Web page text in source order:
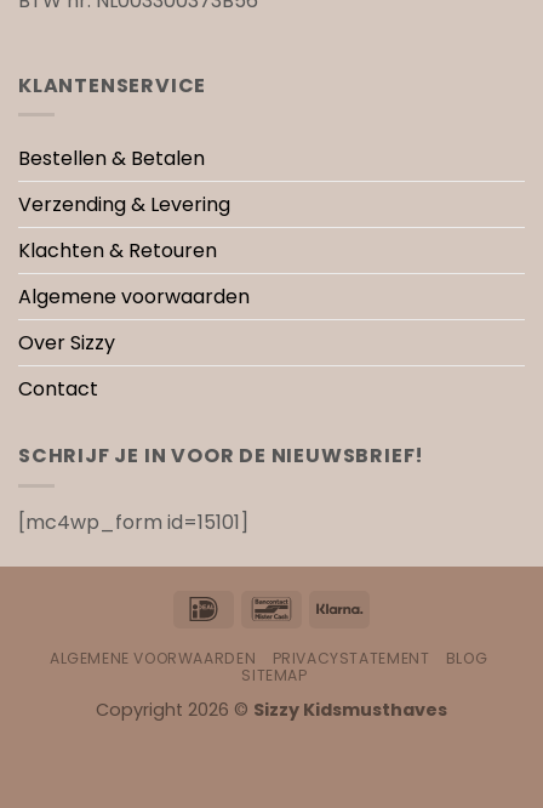
KLANTENSERVICE
Bestellen & Betalen
Verzending & Levering
Klachten & Retouren
Algemene voorwaarden
Over Sizzy
Contact
SCHRIJF JE IN VOOR DE NIEUWSBRIEF!
[mc4wp_form id=15101]
IDeal Bancontact
ALGEMENE VOORWAARDEN PRIVACYSTATEMENT
BLOG
SITEMAP
Copyright 2026 © Sizzy Kidsmusthaves